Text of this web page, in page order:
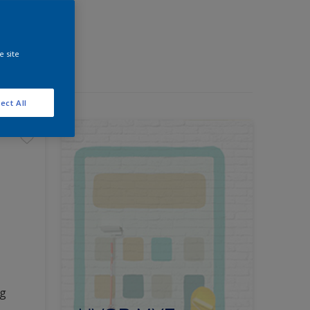
site
All